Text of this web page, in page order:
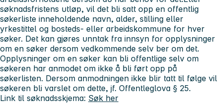
søknadsfristens utløp, vil det bli satt opp en offentlig
søkerliste inneholdende navn, alder, stilling eller
yrkestittel og bosteds- eller arbeidskommune for hver
søker. Det kan gjøres unntak fra innsyn for opplysninger
om en søker dersom vedkommende selv ber om det.
Opplysninger om en søker kan bli offentlige selv om
søkeren har anmodet om ikke å bli ført opp på
søkerlisten. Dersom anmodningen ikke blir tatt til følge vil
søkeren bli varslet om dette, jf. Offentleglova § 25.
Link til søknadsskjema: Søk her